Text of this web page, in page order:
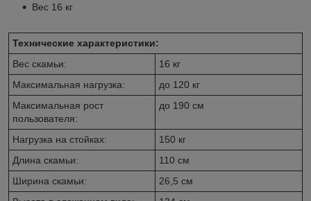
Вес 16 кг
Технические характеристики:
Вес скамьи:
16 кг
Максимальная нагрузка:
до 120 кг
Максимальная рост
пользователя:
до 190 см
Нагрузка на стойках:
150 кг
Длина скамьи:
110 см
Ширина скамьи:
26,5 см